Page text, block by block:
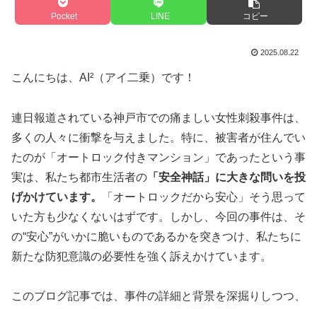
Pocket LINE コピー
2025.08.22
こんにちは、AI²（アイ二乗）です！
連日報道されている神戸市での痛ましい女性刺殺事件は、
多くの人々に衝撃を与えました。特に、被害者が住んでい
たのが「オートロック付きマンション」であったという事
実は、私たち都市生活者の 「安全神話」に大きな問いを投
げかけています。
「オートロックだから安心」そう思って
いた方も少なくないはずです。しかし、今回の事件は、そ
の“安心”がいかに脆いものであるかを突きつけ、私たちに
新たな防犯意識の必要性を強く訴えかけています。
このブログ記事では、事件の詳細と背景を深掘りしつつ、